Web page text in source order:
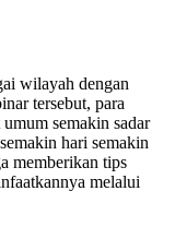
wilayah dengan
tersebut, para
semakin sadar
hari semakin
memberikan tips
melalui